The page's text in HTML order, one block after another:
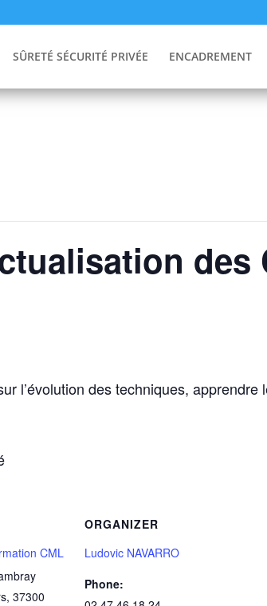
SÛRETÉ SÉCURITÉ PRIVÉE ENCADREMENT
des
l’évolution des techniques, apprendre
CML
, 37300
ORGANIZER
Ludovic NAVARRO
Phone: